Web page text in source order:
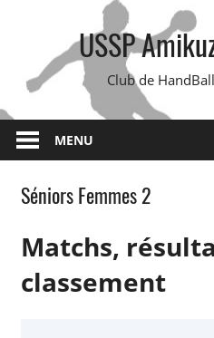
USSP
Club de
MENU
Séniors Femmes 2
Matchs,
classement